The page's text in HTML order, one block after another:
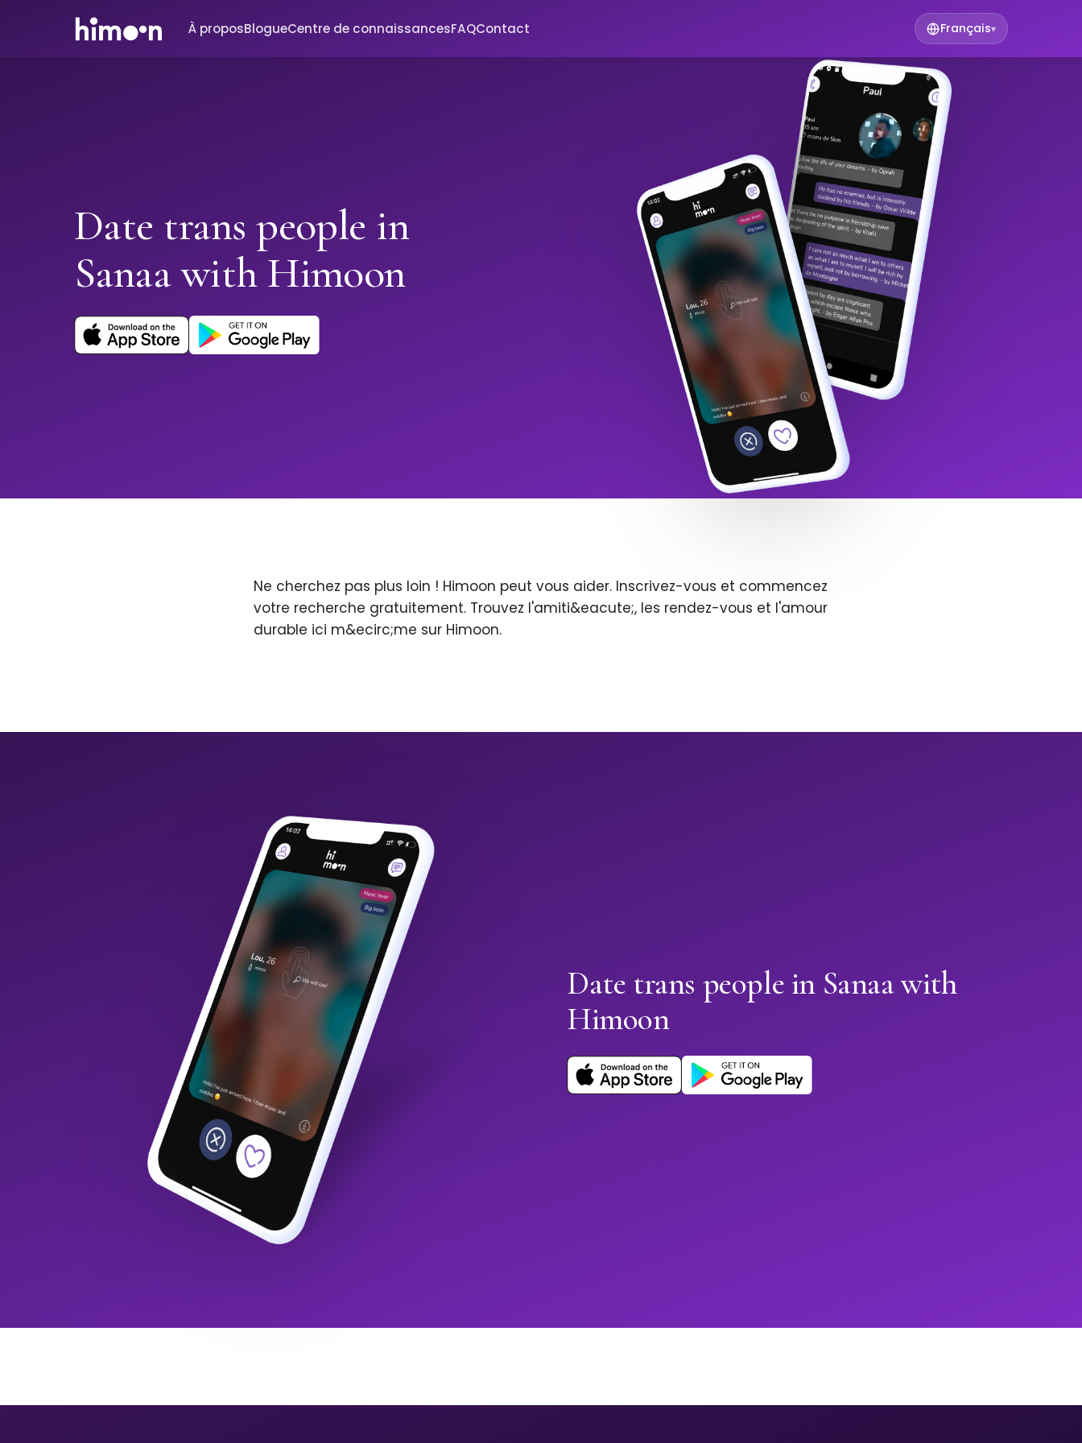
À proposBlogueCentre de connaissancesFAQContact Français▾
Date trans people in
Sanaa with Himoon
Ne cherchez pas plus loin ! Himoon peut vous aider. Inscrivez-vous et commencez
votre recherche gratuitement. Trouvez l'amiti&eacute;, les rendez-vous et l'amour
durable ici m&ecirc;me sur Himoon.
Date trans people in Sanaa with
Himoon